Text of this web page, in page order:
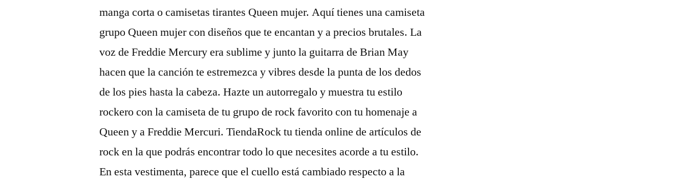
manga corta o camisetas tirantes Queen mujer. Aquí tienes una camiseta
grupo Queen mujer con diseños que te encantan y a precios brutales. La
voz de Freddie Mercury era sublime y junto la guitarra de Brian May
hacen que la canción te estremezca y vibres desde la punta de los dedos
de los pies hasta la cabeza. Hazte un autorregalo y muestra tu estilo
rockero con la camiseta de tu grupo de rock favorito con tu homenaje a
Queen y a Freddie Mercuri. TiendaRock tu tienda online de artículos de
rock en la que podrás encontrar todo lo que necesites acorde a tu estilo.
En esta vestimenta, parece que el cuello está cambiado respecto a la